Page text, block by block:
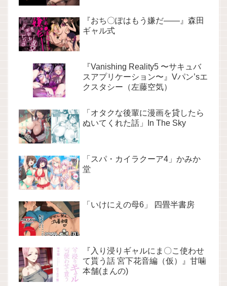
『おち〇ぽはもう嫌だ――』森田
ギャル式
『Vanishing Reality5 〜サキュバ
スアプリケーション〜』Vパン’sエ
クスタシー（左藤空気）
「オタクな後輩に漫画を貸したら
ぬいてくれた話」In The Sky
「スパ・カイラクーア4」かみか
堂
「いけにえの母6」 四畳半書房
『入り浸りギャルにま〇こ使わせ
て貰う話 宮下花音編（仮）』甘噛
本舗(まんの)